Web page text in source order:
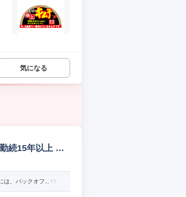
気になる
続15年以上 管
は、バックオフ...